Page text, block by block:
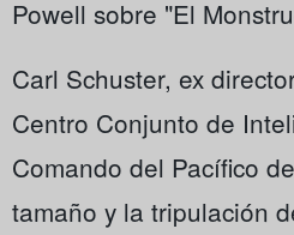
Powell sobre "El
Carl Schuster, ex
Centro Conjunto de
Comando del Pacífico
tamaño y la tripulación